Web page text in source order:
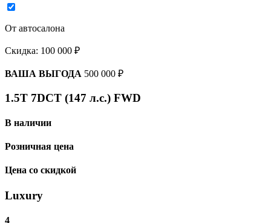
От автосалона
Скидка: 100 000 ₽
ВАША ВЫГОДА 500 000 ₽
1.5T 7DCT (147 л.с.) FWD
В наличии
Розничная цена
Цена со скидкой
Luxury
4